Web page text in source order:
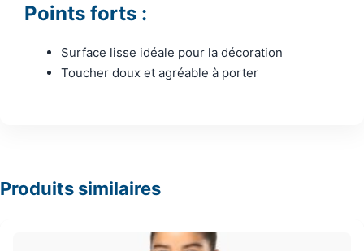
Points forts :
Surface lisse idéale pour la décoration
Toucher doux et agréable à porter
Produits similaires